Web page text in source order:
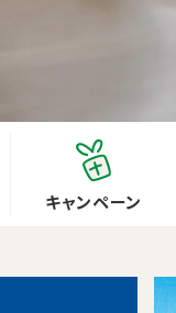
キャンペーン